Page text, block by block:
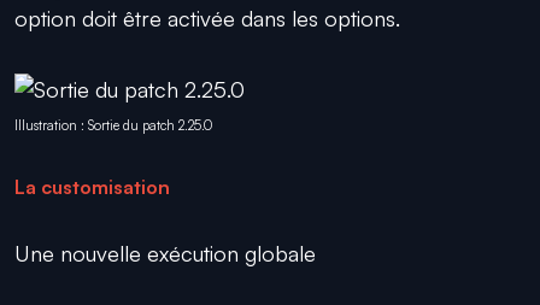
option doit être activée dans les options.
Illustration : Sortie du patch 2.25.0
La customisation
Une nouvelle exécution globale